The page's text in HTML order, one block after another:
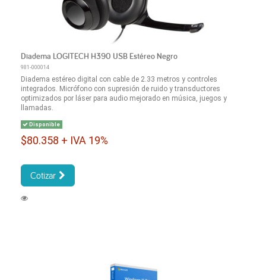
Diadema LOGITECH H390 USB Estéreo Negro
981-000014
Diadema estéreo digital con cable de 2.33 metros y controles
integrados. Micrófono con supresión de ruido y transductores
optimizados por láser para audio mejorado en música, juegos y
llamadas.
Disponible
$80.358 + IVA 19%
Cotizar